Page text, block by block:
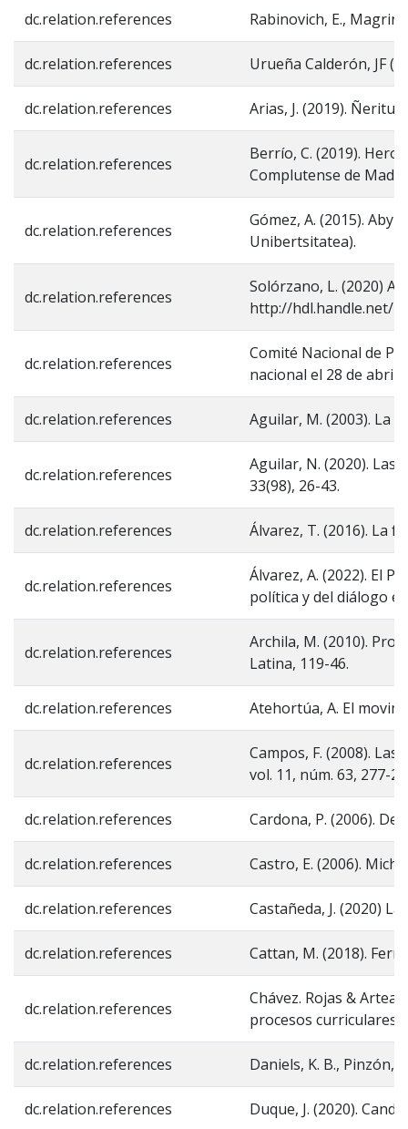
dc.relation.references Rabinovich, E.,
dc.relation.references Urueña Calderón, JF
dc.relation.references Arias, J. (2019).
dc.relation.references
Berrío, C. (2019).
Complutense de
dc.relation.references
Gómez, A. (2015).
Unibertsitatea).
dc.relation.references
Solórzano, L. (2020)
http://hdl.handle.net/
dc.relation.references
Comité Nacional de
nacional el 28 de abril.
dc.relation.references Aguilar, M. (2003). La
dc.relation.references
Aguilar, N. (2020). Las
33(98), 26-43.
dc.relation.references Álvarez, T. (2016). La
dc.relation.references
Álvarez, A. (2022). El
política y del diálogo
dc.relation.references
Archila, M. (2010).
Latina, 119-46.
dc.relation.references Atehortúa, A. El
dc.relation.references
Campos, F. (2008).
vol. 11, núm. 63, 277-
dc.relation.references Cardona, P. (2006).
dc.relation.references Castro, E. (2006).
dc.relation.references Castañeda, J. (2020)
dc.relation.references Cattan, M. (2018).
dc.relation.references
Chávez. Rojas &
procesos curriculares,
dc.relation.references Daniels, K. B., Pinzón,
dc.relation.references Duque, J. (2020).